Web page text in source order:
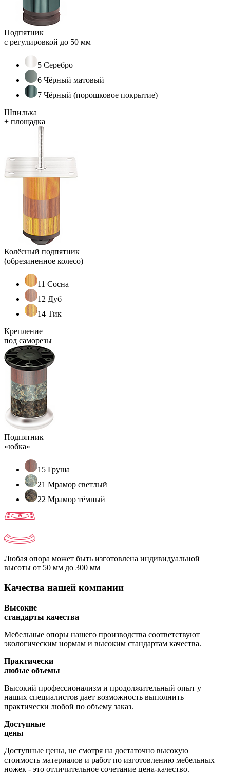
Подпятник
с регулировкой до 50 мм
5 Серебро
6 Чёрный матовый
7 Чёрный (порошковое покрытие)
Шпилька
+ площадка
Колёсный подпятник
(обрезиненное колесо)
11 Сосна
12 Дуб
14 Тик
Крепление
под саморезы
Подпятник
«юбка»
15 Груша
21 Мрамор светлый
22 Мрамор тёмный
Любая опора может быть изготовлена индивидуальной
высоты от 50 мм до 300 мм
Качества нашей компании
Высокие
стандарты качества
Мебельные опоры нашего производства соответствуют
экологическим нормам и высоким стандартам качества.
Практически
любые объемы
Высокий профессионализм и продолжительный опыт у
наших специалистов дает возможность выполнить
практически любой по объему заказ.
Доступные
цены
Доступные цены, не смотря на достаточно высокую
стоимость материалов и работ по изготовлению мебельных
ножек - это отличительное сочетание цена-качество.